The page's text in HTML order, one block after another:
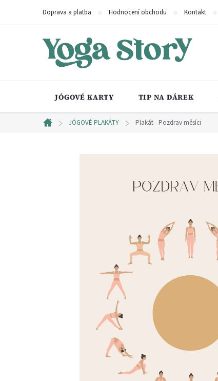
Doprava a platba Hodnocení obchodu Kontakt
JÓGOVÉ KARTY TIP NA DÁREK
Domů
JÓGOVÉ PLAKÁTY Plakát - Pozdrav měsíci